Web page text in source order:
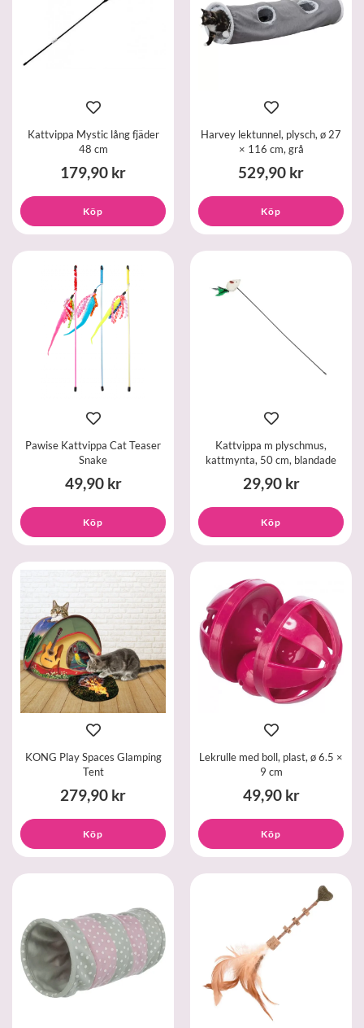
Kattvippa Mystic lång fjäder
48 cm
179,90 kr
Köp
Harvey lektunnel, plysch, ø 27
× 116 cm, grå
529,90 kr
Köp
Pawise Kattvippa Cat Teaser
Snake
49,90 kr
Köp
Kattvippa m plyschmus,
kattmynta, 50 cm, blandade
29,90 kr
Köp
KONG Play Spaces Glamping
Tent
279,90 kr
Köp
Lekrulle med boll, plast, ø 6.5 ×
9 cm
49,90 kr
Köp